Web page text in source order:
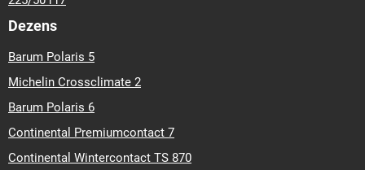
Dezens
Barum Polaris 5
Michelin Crossclimate 2
Barum Polaris 6
Continental Premiumcontact 7
Continental Wintercontact TS 870